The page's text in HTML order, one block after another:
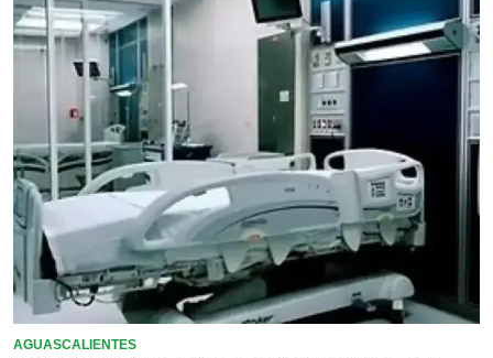
AGUASCALIENTES